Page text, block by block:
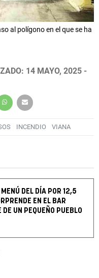
al polígono en el que se ha
14 MAYO, 2025 -
INCENDIO VIANA
MENÚ DEL DÍA POR 12,5
EN EL BAR
DE UN PEQUEÑO PUEBLO